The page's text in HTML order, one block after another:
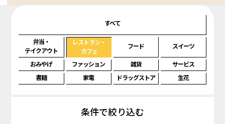
すべて
弁当・
テイクアウト
レストラン・
カフェ
フード スイーツ
おみやげ ファッション 雑貨
サービス
書籍
家電 ドラッグストア 生花
条件で絞り込む